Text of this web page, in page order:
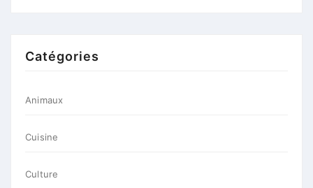
Catégories
Animaux
Cuisine
Culture